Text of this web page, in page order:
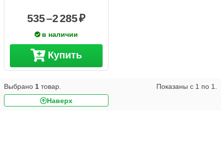
535 –2 285
в наличии
Купить
Выбрано 1 товар. Показаны с 1 по 1.
Наверх